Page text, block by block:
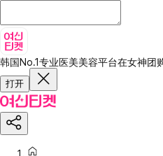
韩国No.1专业医美美容平台在女神团
打开